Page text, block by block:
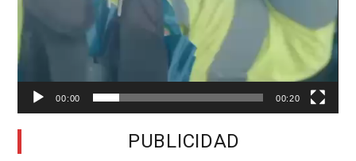
00:00 00:20
PUBLICIDAD